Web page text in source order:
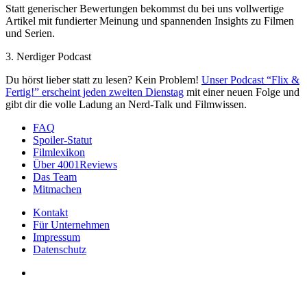
Statt generischer Bewertungen bekommst du bei uns vollwertige
Artikel mit fundierter Meinung und spannenden Insights zu Filmen
und Serien.
3. Nerdiger Podcast
Du hörst lieber statt zu lesen? Kein Problem! Unser Podcast “Flix &
Fertig!” erscheint jeden zweiten Dienstag mit einer neuen Folge und
gibt dir die volle Ladung an Nerd-Talk und Filmwissen.
FAQ
Spoiler-Statut
Filmlexikon
Über 4001Reviews
Das Team
Mitmachen
Kontakt
Für Unternehmen
Impressum
Datenschutz